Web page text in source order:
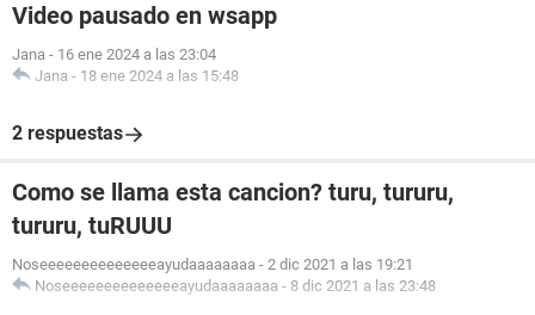
Video pausado en wsapp
Jana - 16 ene 2024 a las 23:04
Jana - 18 ene 2024 a las 15:48
2 respuestas
Como se llama esta cancion? turu, tururu,
tururu, tuRUUU
Noseeeeeeeeeeeeeeayudaaaaaaaa - 2 dic 2021 a las 19:21
Noseeeeeeeeeeeeeeayudaaaaaaaa - 8 dic 2021 a las 23:48